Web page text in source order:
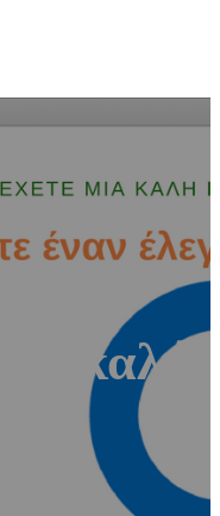
ή καλή